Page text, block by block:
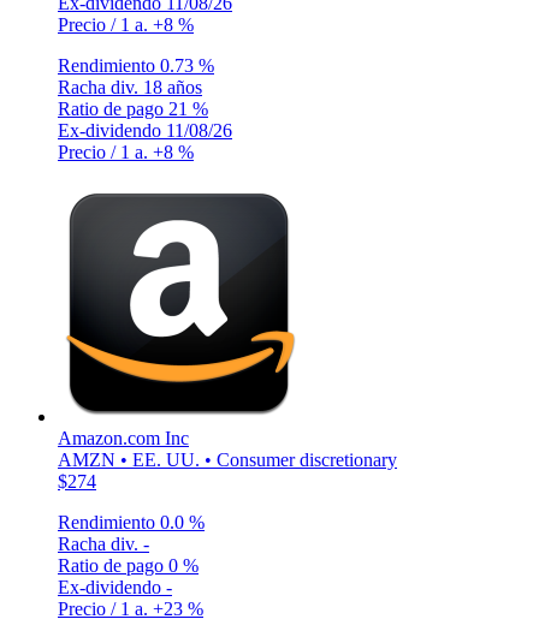
Precio / 1 a. +8 %
Rendimiento 0.73 %
Racha div. 18 años
Ratio de pago 21 %
Ex-dividendo 11/08/26
Precio / 1 a. +8 %
Amazon.com Inc
AMZN • EE. UU. • Consumer discretionary
$274
Rendimiento 0.0 %
Racha div. -
Ratio de pago 0 %
Ex-dividendo -
Precio / 1 a. +23 %